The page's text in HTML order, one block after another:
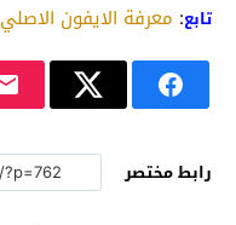
تابع: معرفة الايفون الاصلي
رابط مختصر